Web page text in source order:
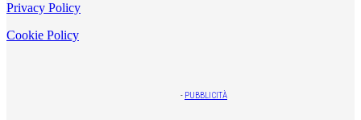
Privacy Policy
Cookie Policy
- PUBBLICITÀ